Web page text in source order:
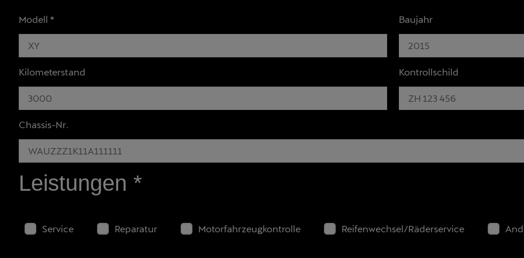
Modell * Baujahr
Kilometerstand Kontrollschild
Chassis-Nr.
Leistungen *
Service Reparatur Motorfahrzeugkontrolle Reifenwechsel/Räderservice